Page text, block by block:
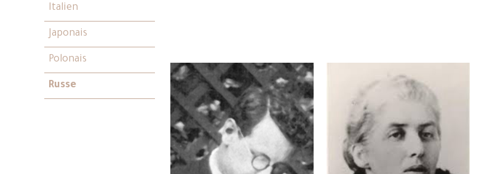
Italien
Japonais
Polonais
Russe